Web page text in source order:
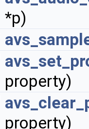
*p)
property)
property)